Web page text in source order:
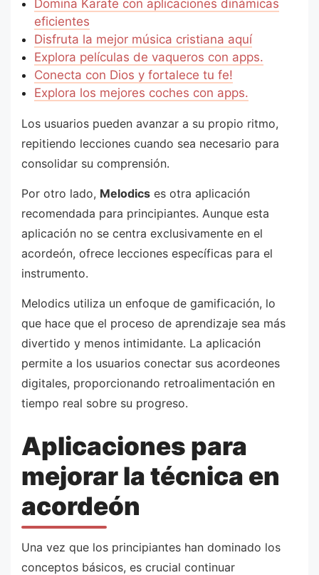
Domina Karate con aplicaciones dinámicas
eficientes
Disfruta la mejor música cristiana aquí
Explora películas de vaqueros con apps.
Conecta con Dios y fortalece tu fe!
Explora los mejores coches con apps.
Los usuarios pueden avanzar a su propio ritmo,
repitiendo lecciones cuando sea necesario para
consolidar su comprensión.
Por otro lado, Melodics es otra aplicación
recomendada para principiantes. Aunque esta
aplicación no se centra exclusivamente en el
acordeón, ofrece lecciones específicas para el
instrumento.
Melodics utiliza un enfoque de gamificación, lo
que hace que el proceso de aprendizaje sea más
divertido y menos intimidante. La aplicación
permite a los usuarios conectar sus acordeones
digitales, proporcionando retroalimentación en
tiempo real sobre su progreso.
Aplicaciones para
mejorar la técnica en
acordeón
Una vez que los principiantes han dominado los
conceptos básicos, es crucial continuar